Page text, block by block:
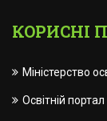
КОРИСНІ
Міністерство
Освітній